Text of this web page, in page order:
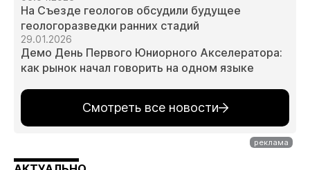
На Съезде геологов обсудили будущее
геологоразведки ранних стадий
29.01.2026
Демо День Первого Юниорного Акселератора:
как рынок начал говорить на одном языке
Смотреть все новости